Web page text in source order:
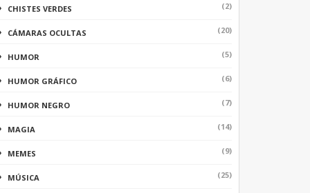
CHISTES VERDES (2)
CÁMARAS OCULTAS (20)
HUMOR (5)
HUMOR GRÁFICO (6)
HUMOR NEGRO (7)
MAGIA (14)
MEMES (9)
MÚSICA (25)